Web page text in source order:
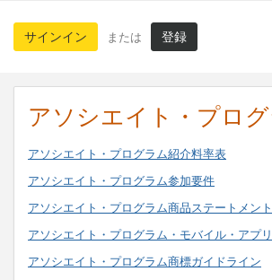
サインイン または 登録
アソシエイト・プロ
アソシエイト・プログラム紹介料率表
アソシエイト・プログラム参加要件
アソシエイト・プログラム商品ステートメント
アソシエイト・プログラム・モバイル・アプ
アソシエイト・プログラム商標ガイドライン